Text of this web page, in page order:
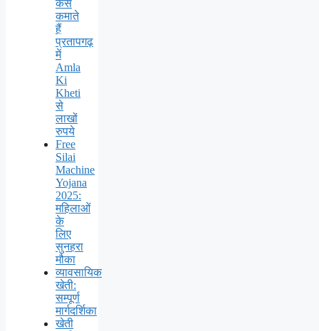
कैसे
कमाते
हैं
प्रतापगढ़
में
Amla
Ki
Kheti
से
लाखों
रुपये
Free
Silai
Machine
Yojana
2025:
महिलाओं
के
लिए
सुनहरा
मौका
व्यावसायिक
खेती:
सम्पूर्ण
मार्गदर्शिका
खेती